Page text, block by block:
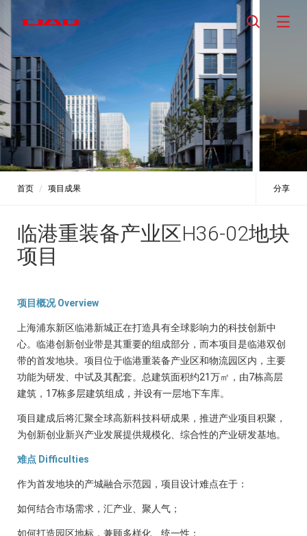
首页 项目成果 分享
临港重装备产业区H36-02地块
项目
项目概况 Overview
上海浦东新区临港新城正在打造具有全球影响力的科技创新中
心。临港创新创业带是其重要的组成部分，而本项目是临港双创
带的首发地块。项目位于临港重装备产业区和物流园区内，主要
功能为研发、中试及其配套。总建筑面积约21万㎡，由7栋高层
建筑，17栋多层建筑组成，并设有一层地下车库。
项目建成后将汇聚全球高新科技科研成果，推进产业项目积聚，
为创新创业新兴产业发展提供规模化、综合性的产业研发基地。
难点 Difficulties
作为首发地块的产城融合示范园，项目设计难点在于：
如何结合市场需求，汇产业、聚人气；
如何打造园区地标，兼顾多样化、统一性；